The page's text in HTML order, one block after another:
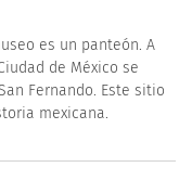
es un panteón. A
de México se
Fernando. Este sitio
mexicana.